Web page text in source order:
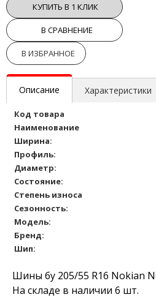
КУПИТЬ В 1 КЛИК
В СРАВНЕНИЕ
В ИЗБРАННОЕ
Описание Характеристики
Код товара
Наименование
Ширина:
Профиль:
Диаметр:
Состояние:
Степень износа
Сезонность:
Модель:
Бренд:
Шип:
Шины бу 205/55 R16 Nokian
На складе в наличии 6 шт.